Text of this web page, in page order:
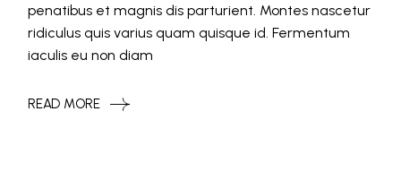
penatibus et magnis dis parturient. Montes nascetur
ridiculus quis varius quam quisque id. Fermentum
iaculis eu non diam
READ MORE